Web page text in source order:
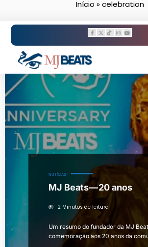
Início »celebration
NOTÍCIAS
MJ Beats — 20 anos
2 Minutos de leitura
Um resumo do fundador da MJ
comemoração aos 20 anos da